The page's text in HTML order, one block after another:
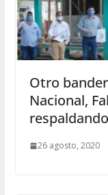
Otro
Nacional,
26 agosto, 2020